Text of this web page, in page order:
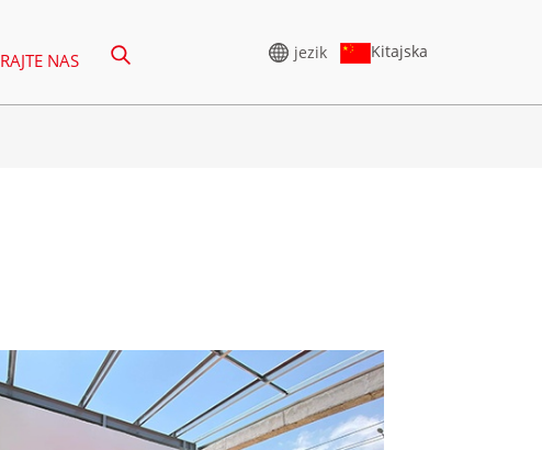
S 275–880 KVA
SERIJA DE 250–825 KVA
SERIJA MS 715–2500 KVA
NAS jezik Kitajska